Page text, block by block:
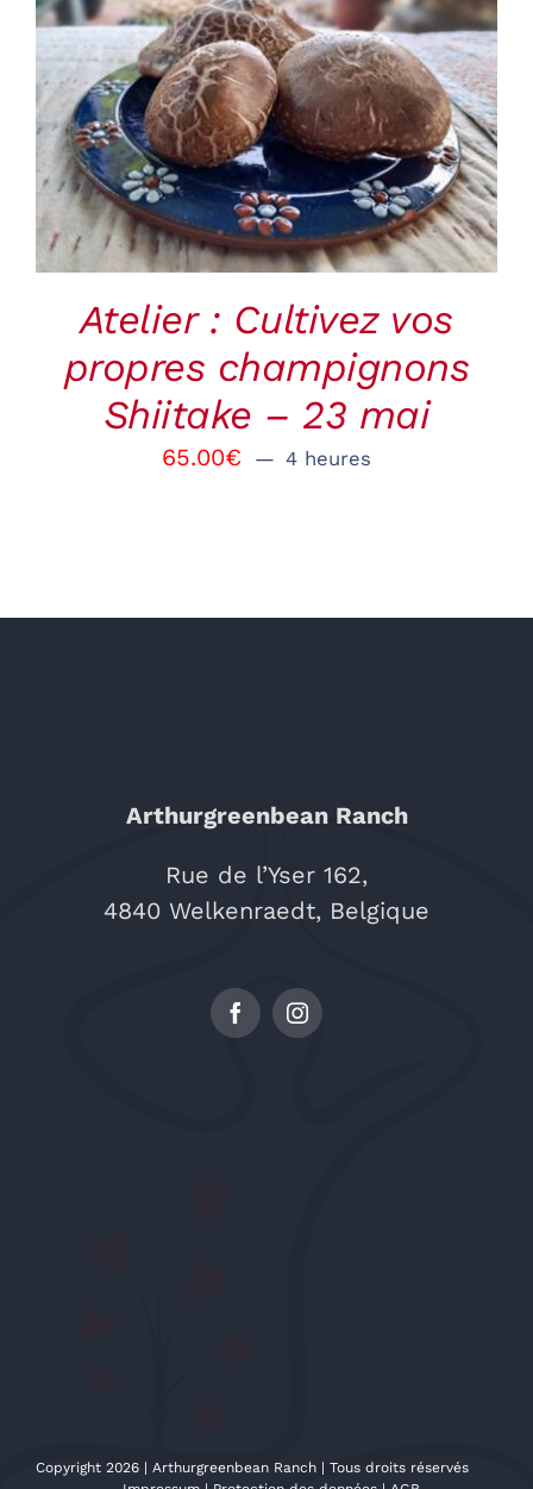
RÉSERVER
/
DETAILS
Atelier : Cultivez vos
propres champignons
Shiitake – 23 mai
65.00€ 4 heures
Arthurgreenbean Ranch
Rue de l’Yser 162,
4840 Welkenraedt, Belgique
Copyright 2026 | Arthurgreenbean Ranch | Tous droits réservés